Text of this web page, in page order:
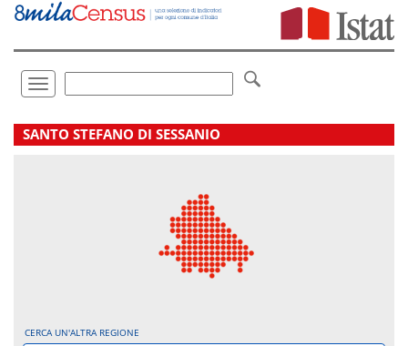
Vai
direttamente
Toggle
navigation
.
SANTO STEFANO DI SESSANIO
CERCA UN'ALTRA REGIONE